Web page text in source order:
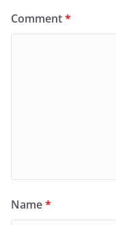
Comment*
Name*